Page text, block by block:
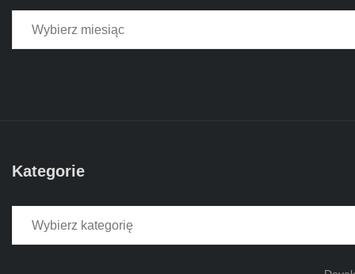
Kategorie
Kategorie